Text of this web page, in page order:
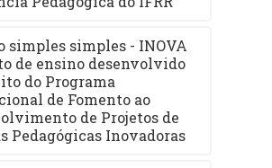
simples simples - INOVA
de ensino desenvolvido
do Programa
de Fomento ao
de Projetos de
Pedagógicas Inovadoras